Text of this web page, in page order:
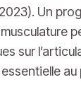
Un
sur